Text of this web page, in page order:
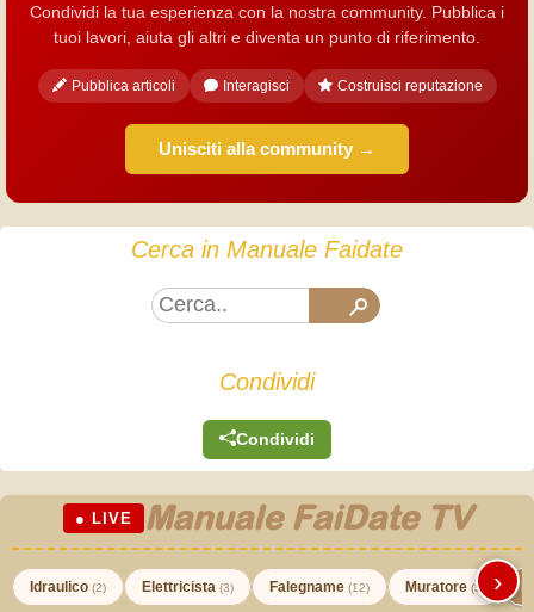
Condividi la tua esperienza con la nostra community. Pubblica i
tuoi lavori, aiuta gli altri e diventa un punto di riferimento.
Pubblica articoli Interagisci Costruisci reputazione
Unisciti alla community →
Cerca in Manuale Faidate
Condividi
Condividi
● LIVE Manuale FaiDate TV
Idraulico (2) Elettricista (3) Falegname (12) Muratore (3) ›